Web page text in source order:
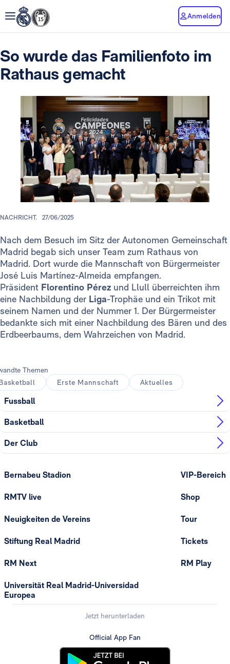
Anmelden
So wurde das Familienfoto im
Rathaus gemacht
NACHRICHT. 27/06/2025
Nach dem Besuch im Sitz der Autonomen Gemeinschaft
Madrid begab sich unser Team zum Rathaus von
Madrid. Dort wurde die Mannschaft von Bürgermeister
José Luis Martínez-Almeida empfangen.
Präsident Florentino Pérez und Llull überreichten ihm
eine Nachbildung der Liga-Trophäe und ein Trikot mit
seinem Namen und der Nummer 1. Der Bürgermeister
bedankte sich mit einer Nachbildung des Bären und des
Erdbeerbaums, dem Wahrzeichen von Madrid.
Themen
Erste Mannschaft Aktuelles
Fussball
Basketball
Der Club
Bernabeu Stadion
RMTV live
Neuigkeiten de Vereins
Stiftung Real Madrid
RM Next
Universität Real Madrid-Universidad
Europea
VIP-Bereich
Shop
Tour
Tickets
RM Play
Jetzt herunterladen
Official App Fan